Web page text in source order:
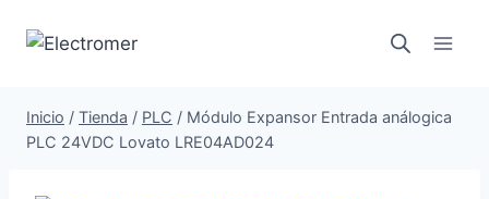
Inicio / Tienda / PLC / Módulo Expansor Entrada análogica
PLC 24VDC Lovato LRE04AD024